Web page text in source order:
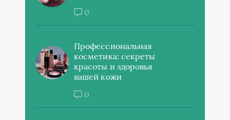
0
Профессиональная
косметика: секреты
красоты и здоровья
вашей кожи
0